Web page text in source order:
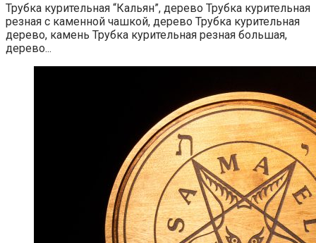
Трубка курительная “Кальян”, дерево Трубка курительная
резная с каменной чашкой, дерево Трубка курительная
дерево, камень Трубка курительная резная большая,
дерево...